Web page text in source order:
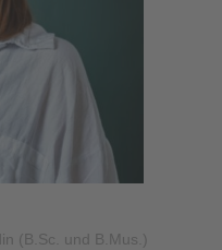
(B.Sc. und B.Mus.)